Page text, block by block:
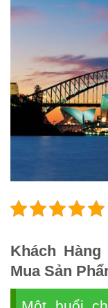
Khách
Mua Sản